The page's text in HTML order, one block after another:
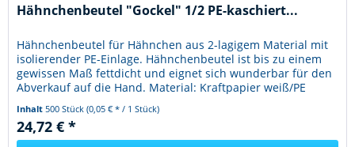
Hähnchenbeutel "Gockel" 1/2 PE-kaschiert...
Hähnchenbeutel für Hähnchen aus 2-lagigem Material mit
isolierender PE-Einlage. Hähnchenbeutel ist bis zu einem
gewissen Maß fettdicht und eignet sich wunderbar für den
Abverkauf auf die Hand. Material: Kraftpapier weiß/PE
Inhalt 500 Stück(0,05 € * / 1 Stück)
24,72 € *